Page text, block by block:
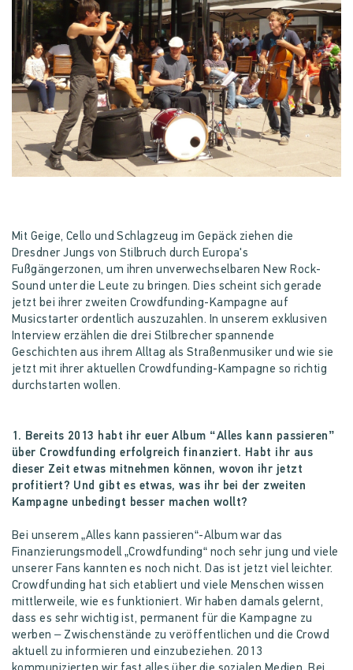
Mit Geige, Cello und Schlagzeug im Gepäck ziehen die
Dresdner Jungs von Stilbruch durch Europa's
Fußgängerzonen, um ihren unverwechselbaren New Rock-
Sound unter die Leute zu bringen. Dies scheint sich gerade
jetzt bei ihrer zweiten Crowdfunding-Kampagne auf
Musicstarter ordentlich auszuzahlen. In unserem exklusiven
Interview erzählen die drei Stilbrecher spannende
Geschichten aus ihrem Alltag als Straßenmusiker und wie sie
jetzt mit ihrer aktuellen Crowdfunding-Kampagne so richtig
durchstarten wollen.
1. Bereits 2013 habt ihr euer Album “Alles kann passieren”
über Crowdfunding erfolgreich finanziert. Habt ihr aus
dieser Zeit etwas mitnehmen können, wovon ihr jetzt
profitiert? Und gibt es etwas, was ihr bei der zweiten
Kampagne unbedingt besser machen wollt?
Bei unserem „Alles kann passieren“-Album war das
Finanzierungsmodell „Crowdfunding“ noch sehr jung und viele
unserer Fans kannten es noch nicht. Das ist jetzt viel leichter.
Crowdfunding hat sich etabliert und viele Menschen wissen
mittlerweile, wie es funktioniert. Wir haben damals gelernt,
dass es sehr wichtig ist, permanent für die Kampagne zu
werben – Zwischenstände zu veröffentlichen und die Crowd
aktuell zu informieren und einzubeziehen. 2013